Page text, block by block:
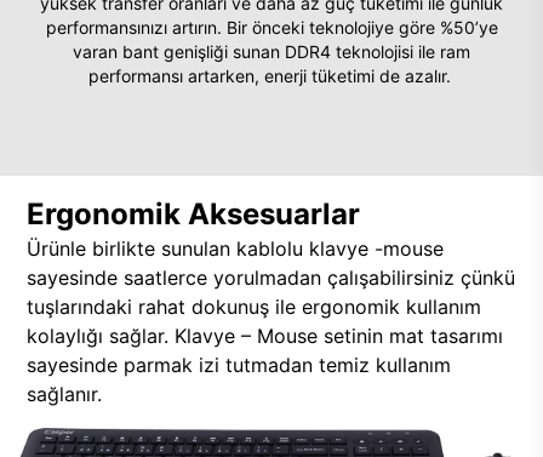
performansınızı artırın. Bir önceki teknolojiye göre %50’ye
varan bant genişliği sunan DDR4 teknolojisi ile ram
performansı artarken, enerji tüketimi de azalır.
Ergonomik Aksesuarlar
Ürünle birlikte sunulan kablolu klavye -mouse
sayesinde saatlerce yorulmadan çalışabilirsiniz çünkü
tuşlarındaki rahat dokunuş ile ergonomik kullanım
kolaylığı sağlar. Klavye – Mouse setinin mat tasarımı
sayesinde parmak izi tutmadan temiz kullanım
sağlanır.